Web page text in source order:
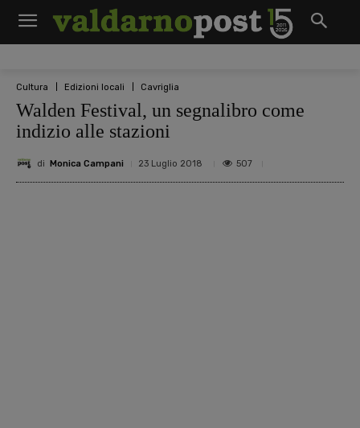
Cultura Edizioni locali Cavriglia
Walden Festival, un segnalibro come
indizio alle stazioni
di Monica Campani 23 Luglio 2018 507